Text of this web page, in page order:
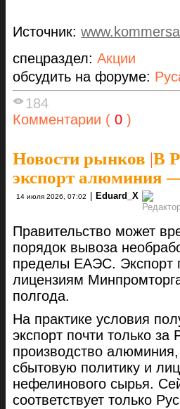
Источник:
спецраздел: Акции
обсудить на форуме:
184
Комментарии ( 0 )
Новости рынков |В
экспорт алюминия
14 июля 2026, 07:02 Eduard_X
Правительство может
порядок вывоза
пределы ЕАЭС. Экспорт
лицензиям
полгода.
На практике условия
экспорт почти только
производство
сбытовую политику и
нефелинового сырья.
соответствует только